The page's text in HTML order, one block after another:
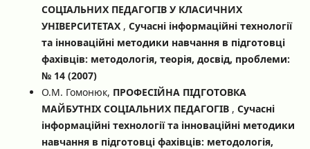
СОЦІАЛЬНИХ ПЕДАГОГІВ У КЛАСИЧНИХ
УНІВЕРСИТЕТАХ , Сучасні інформаційні технології
та інноваційні методики навчання в підготовці
фахівців: методологія, теорія, досвід, проблеми:
№ 14 (2007)
О.М. Гомонюк, ПРОФЕСІЙНА ПІДГОТОВКА
МАЙБУТНІХ СОЦІАЛЬНИХ ПЕДАГОГІВ , Сучасні
інформаційні технології та інноваційні методики
навчання в підготовці фахівців: методологія,